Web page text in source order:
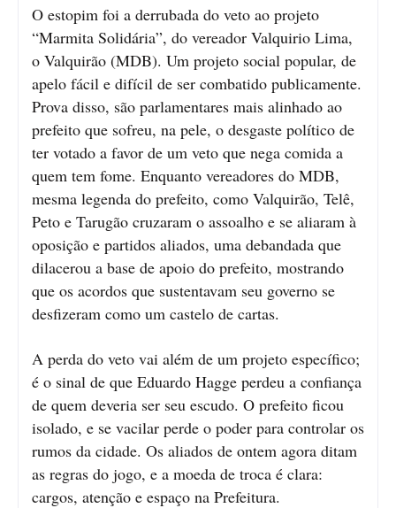
O estopim foi a derrubada do veto ao projeto
“Marmita Solidária”, do vereador Valquirio Lima,
o Valquirão (MDB). Um projeto social popular, de
apelo fácil e difícil de ser combatido publicamente.
Prova disso, são parlamentares mais alinhado ao
prefeito que sofreu, na pele, o desgaste político de
ter votado a favor de um veto que nega comida a
quem tem fome. Enquanto vereadores do MDB,
mesma legenda do prefeito, como Valquirão, Telê,
Peto e Tarugão cruzaram o assoalho e se aliaram à
oposição e partidos aliados, uma debandada que
dilacerou a base de apoio do prefeito, mostrando
que os acordos que sustentavam seu governo se
desfizeram como um castelo de cartas.
A perda do veto vai além de um projeto específico;
é o sinal de que Eduardo Hagge perdeu a confiança
de quem deveria ser seu escudo. O prefeito ficou
isolado, e se vacilar perde o poder para controlar os
rumos da cidade. Os aliados de ontem agora ditam
as regras do jogo, e a moeda de troca é clara:
cargos, atenção e espaço na Prefeitura.